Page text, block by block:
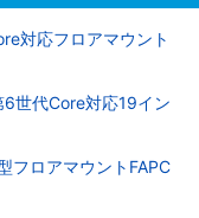
対応フロアマウント
世代Core対応19イン
フロアマウントFAPC